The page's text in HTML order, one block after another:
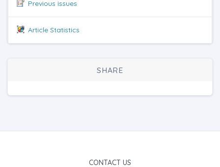
Previous issues
Article Statistics
SHARE
CONTACT US